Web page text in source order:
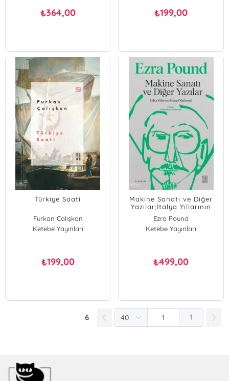
₺364,00 ₺199,00
Türkiye Saati
Furkan Çalışkan
Ketebe Yayınları
₺199,00
Makine Sanatı ve Diğer
Yazılar;İtalya Yıllarının
Kayıp Düşüncesi
Ezra Pound
Ketebe Yayınları
₺499,00
6 1